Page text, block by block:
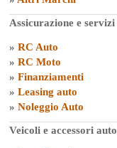
Assicurazione e servizi
» RC Auto
» RC Moto
» Finanziamenti
» Leasing auto
» Noleggio Auto
Veicoli e accessori auto